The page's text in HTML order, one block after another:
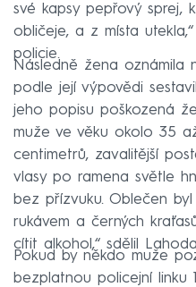
své kapsy pepřový sprej,
obličeje, a z místa
policie.
Následně žena oznámila
podle její výpovědi
jeho popisu poškozená
muže ve věku okolo 35
centimetrů, zavalitější
vlasy po ramena světle
bez přízvuku. Oblečen
rukávem a černých
cítit alkohol,“ sdělil
Pokud by někdo muže
bezplatnou policejní linku